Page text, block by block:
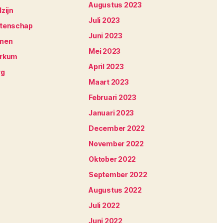
Augustus 2023
Juli 2023
Juni 2023
Mei 2023
April 2023
Maart 2023
Februari 2023
Januari 2023
December 2022
November 2022
Oktober 2022
September 2022
Augustus 2022
Juli 2022
Juni 2022